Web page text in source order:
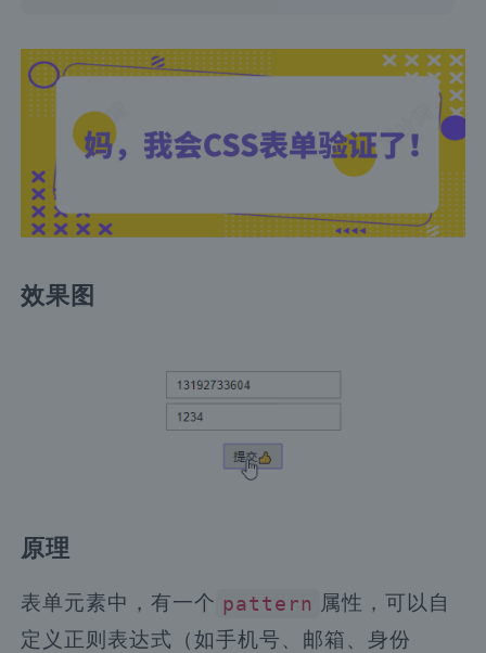
效果图
原理
表单元素中，有一个 pattern 属性，可以自
定义正则表达式（如手机号、邮箱、身份